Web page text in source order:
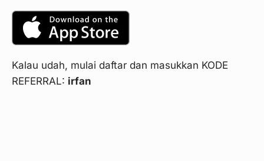
Kalau udah, mulai daftar dan masukkan KODE
REFERRAL: irfan